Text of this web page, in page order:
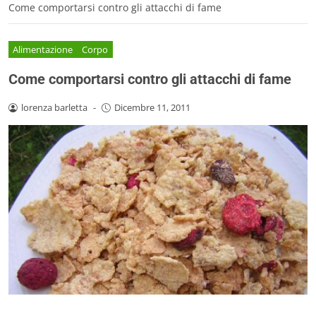
Come comportarsi contro gli attacchi di fame
Alimentazione Corpo
Come comportarsi contro gli attacchi di fame
lorenza barletta - Dicembre 11, 2011